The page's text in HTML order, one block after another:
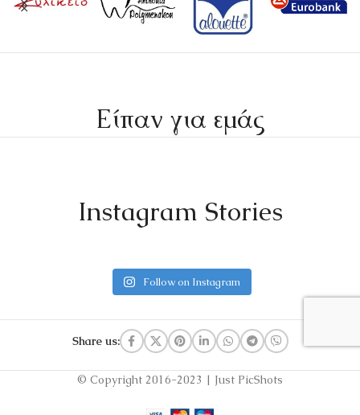
Είπαν για εμάς
Instagram Stories
Follow on Instagram
Share us:
© Copyright 2016-2023 | Just PicShots